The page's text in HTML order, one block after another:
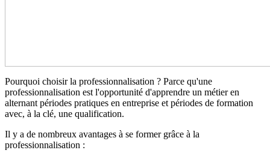
Pourquoi choisir la professionnalisation ? Parce qu'une
professionnalisation est l'opportunité d'apprendre un métier en
alternant périodes pratiques en entreprise et périodes de formation
avec, à la clé, une qualification.
Il y a de nombreux avantages à se former grâce à la
professionnalisation :